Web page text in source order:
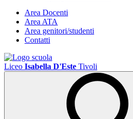
Area Docenti
Area ATA
Area genitori/studenti
Contatti
Liceo Isabella D'Este Tivoli